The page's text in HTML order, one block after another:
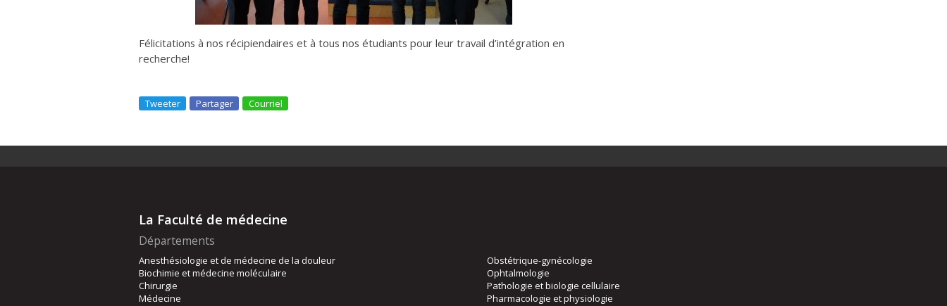
Félicitations à nos récipiendaires et à tous nos étudiants pour leur travail d’intégration en
recherche!
Tweeter Partager Courriel
La Faculté de médecine
Départements
Anesthésiologie et de médecine de la douleur
Biochimie et médecine moléculaire
Chirurgie
Médecine
Obstétrique-gynécologie
Ophtalmologie
Pathologie et biologie cellulaire
Pharmacologie et physiologie